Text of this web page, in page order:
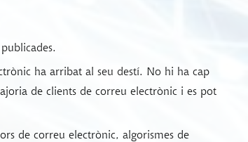
ha arribat al seu destí. No hi ha cap
de clients de correu electrònic i es pot
de correu electrònic, algorismes de